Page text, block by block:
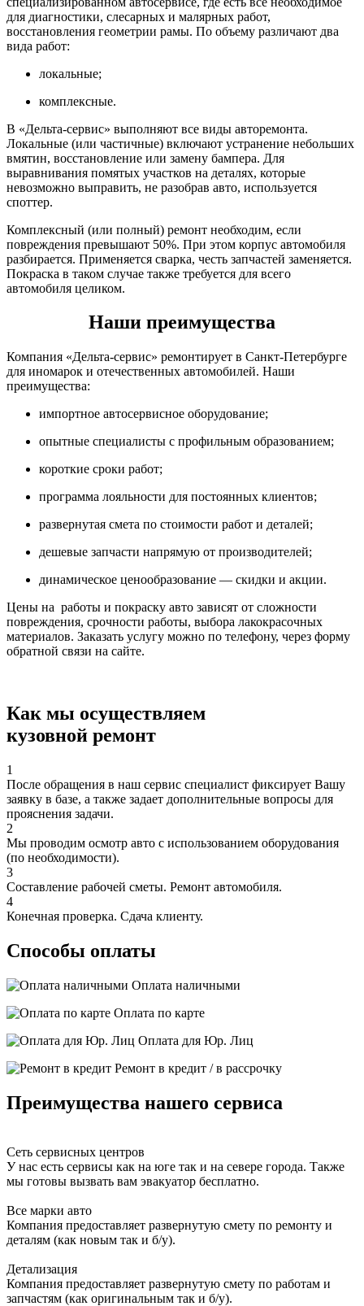
для диагностики, слесарных и малярных работ,
восстановления геометрии рамы. По объему различают два
вида работ:
локальные;
комплексные.
В «Дельта-сервис» выполняют все виды авторемонта.
Локальные (или частичные) включают устранение небольших
вмятин, восстановление или замену бампера. Для
выравнивания помятых участков на деталях, которые
невозможно выправить, не разобрав авто, используется
споттер.
Комплексный (или полный) ремонт необходим, если
повреждения превышают 50%. При этом корпус автомобиля
разбирается. Применяется сварка, честь запчастей заменяется.
Покраска в таком случае также требуется для всего
автомобиля целиком.
Наши преимущества
Компания «Дельта-сервис» ремонтирует в Санкт-Петербурге
для иномарок и отечественных автомобилей. Наши
преимущества:
импортное автосервисное оборудование;
опытные специалисты с профильным образованием;
короткие сроки работ;
программа лояльности для постоянных клиентов;
развернутая смета по стоимости работ и деталей;
дешевые запчасти напрямую от производителей;
динамическое ценообразование — скидки и акции.
Цены на работы и покраску авто зависят от сложности
повреждения, срочности работы, выбора лакокрасочных
материалов. Заказать услугу можно по телефону, через форму
обратной связи на сайте.
Как мы осуществляем
кузовной ремонт
1
После обращения в наш сервис специалист фиксирует Вашу
заявку в базе, а также задает дополнительные вопросы для
прояснения задачи.
2
Мы проводим осмотр авто с использованием оборудования
(по необходимости).
3
Составление рабочей сметы. Ремонт автомобиля.
4
Конечная проверка. Сдача клиенту.
Способы оплаты
Оплата наличными
Оплата по карте
Оплата для Юр. Лиц
Ремонт в кредит / в рассрочку
Преимущества нашего сервиса
Сеть сервисных центров
У нас есть сервисы как на юге так и на севере города. Также
мы готовы вызвать вам эвакуатор бесплатно.
Все марки авто
Компания предоставляет развернутую смету по ремонту и
деталям (как новым так и б/у).
Детализация
Компания предоставляет развернутую смету по работам и
запчастям (как оригинальным так и б/у).